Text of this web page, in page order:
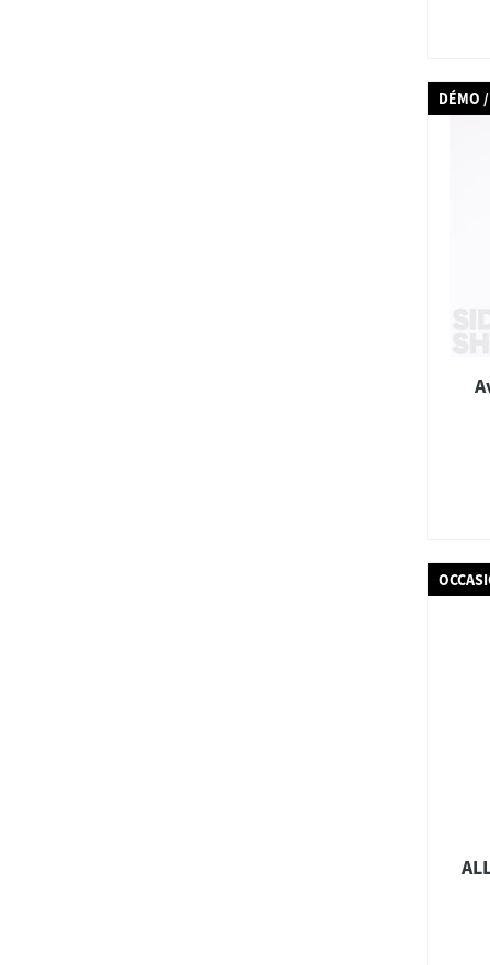
DÉMO